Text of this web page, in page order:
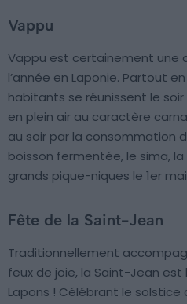
Vappu
Vappu est certainement une
l’année en Laponie. Partout
habitants se réunissent le
en plein air au caractère
au soir par la consommation
boisson fermentée, le sima,
grands pique-niques le 1er
Fête de la Saint-Jean
Traditionnellement
feux de joie, la Saint-Jean
Lapons ! Célébrant le solstice